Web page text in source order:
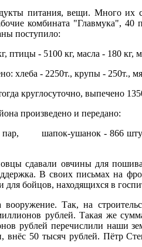
питания, вещи. Много
комбината "Главмука",
поступило:
птицы - 5100 кг, масла - 180
хлеба - 2250т., крупы - 250т.,
круглосуточно, выпечено
произведено и передано:
пар, шапок-ушанок - 866
сдавали овчины для
В своих письмах на
для бойцов, находящихся в
Так, на
рублей. Такая же
рублей перечислили наши
50 тысяч рублей. Пётр